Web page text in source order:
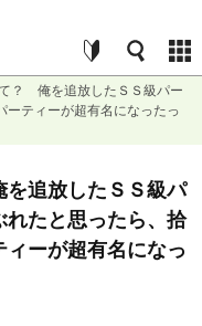
？ 俺を追放したＳＳ級パー
ーティーが超有名になったっ
追放したＳＳ級パ
れたと思ったら、拾
ィーが超有名になっ